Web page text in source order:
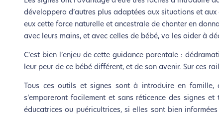
développera d’autres plus adaptées aux situations et aux
eux cette force naturelle et ancestrale de chanter en
avec leurs mains, et avec celles de bébé, va les aider à
C’est bien l’enjeu de cetteguidance parentale :
leur peur de ce bébé différent, et de son avenir. Sur ces
Tous ces outils et signes sont à introduire en famille,
s’empareront facilement et sans réticence des signes
éducatrices ou puéricultrices, si elles sont bien